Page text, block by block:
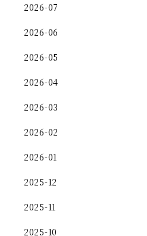
2026-07
2026-06
2026-05
2026-04
2026-03
2026-02
2026-01
2025-12
2025-11
2025-10